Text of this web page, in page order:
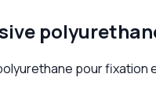
pour fixation